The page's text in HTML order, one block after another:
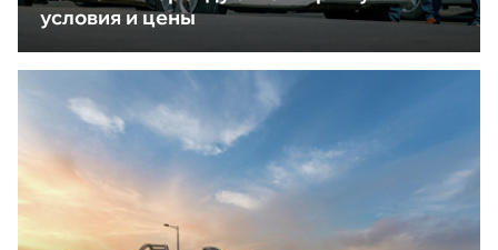
условия и цены